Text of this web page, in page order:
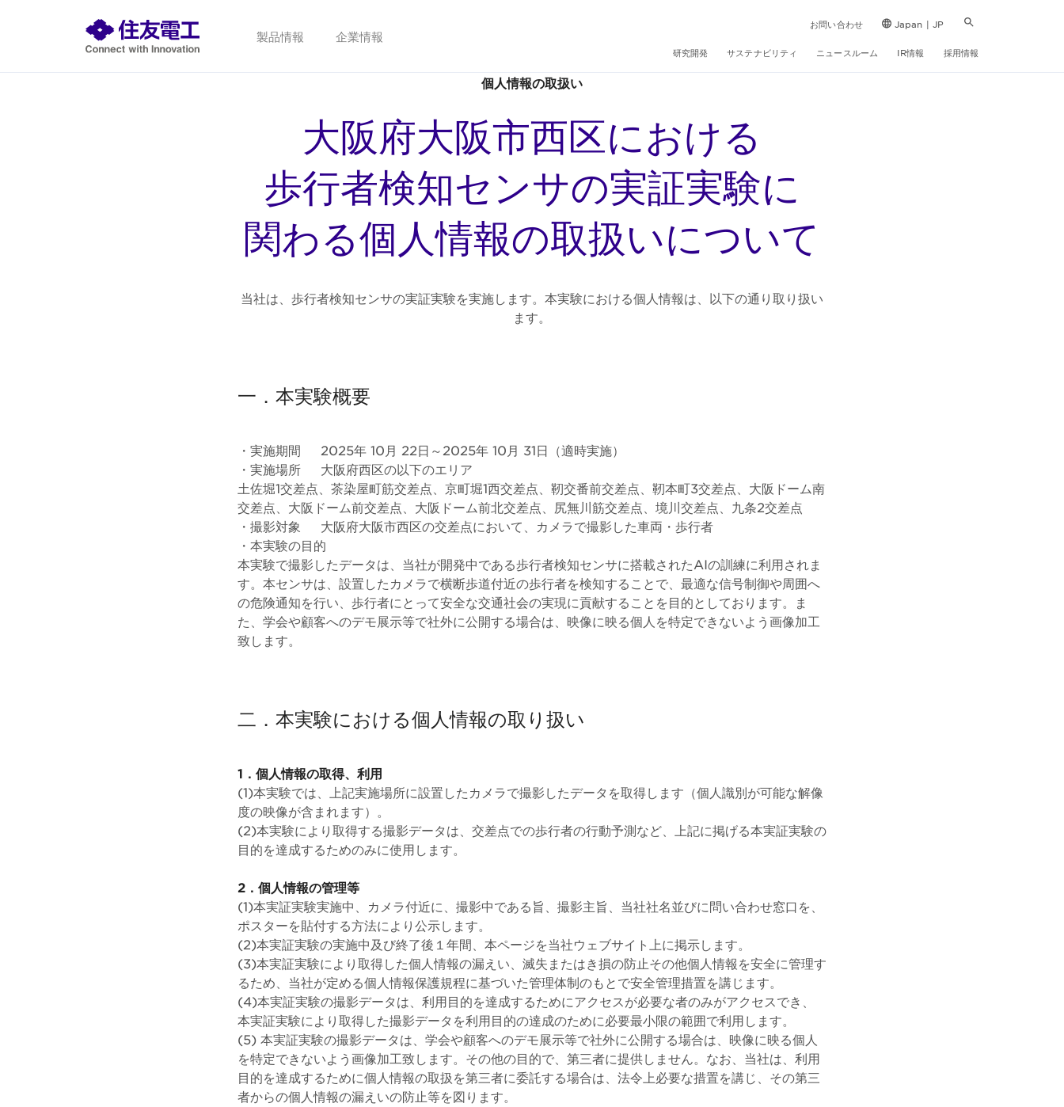
製品情報 企業情報
お問い合わせ Japan | JP
研究開発 サステナビリティ ニュースルーム IR情報 採用情報
個人情報の取扱い
大阪府大阪市西区における
歩行者検知センサの実証実験に
関わる個人情報の取扱いについて
当社は、歩行者検知センサの実証実験を実施します。本実験における個人情報は、以下の通り取り扱い
ます。
一．本実験概要
・実施期間 2025年 10月 22日～2025年 10月 31日（適時実施）
・実施場所 大阪府西区の以下のエリア
土佐堀1交差点、茶染屋町筋交差点、京町堀1西交差点、靭交番前交差点、靭本町3交差点、大阪ドーム南
交差点、大阪ドーム前交差点、大阪ドーム前北交差点、尻無川筋交差点、境川交差点、九条2交差点
・撮影対象 大阪府大阪市西区の交差点において、カメラで撮影した車両・歩行者
・本実験の目的
本実験で撮影したデータは、当社が開発中である歩行者検知センサに搭載されたAIの訓練に利用されま
す。本センサは、設置したカメラで横断歩道付近の歩行者を検知することで、最適な信号制御や周囲へ
の危険通知を行い、歩行者にとって安全な交通社会の実現に貢献することを目的としております。ま
た、学会や顧客へのデモ展示等で社外に公開する場合は、映像に映る個人を特定できないよう画像加工
致します。
二．本実験における個人情報の取り扱い
1．個人情報の取得、利用
(1)本実験では、上記実施場所に設置したカメラで撮影したデータを取得します（個人識別が可能な解像
度の映像が含まれます）。
(2)本実験により取得する撮影データは、交差点での歩行者の行動予測など、上記に掲げる本実証実験の
目的を達成するためのみに使用します。
2．個人情報の管理等
(1)本実証実験実施中、カメラ付近に、撮影中である旨、撮影主旨、当社社名並びに問い合わせ窓口を、
ポスターを貼付する方法により公示します。
(2)本実証実験の実施中及び終了後１年間、本ページを当社ウェブサイト上に掲示します。
(3)本実証実験により取得した個人情報の漏えい、滅失またはき損の防止その他個人情報を安全に管理す
るため、当社が定める個人情報保護規程に基づいた管理体制のもとで安全管理措置を講じます。
(4)本実証実験の撮影データは、利用目的を達成するためにアクセスが必要な者のみがアクセスでき、
本実証実験により取得した撮影データを利用目的の達成のために必要最小限の範囲で利用します。
(5) 本実証実験の撮影データは、学会や顧客へのデモ展示等で社外に公開する場合は、映像に映る個人
を特定できないよう画像加工致します。その他の目的で、第三者に提供しません。なお、当社は、利用
目的を達成するために個人情報の取扱を第三者に委託する場合は、法令上必要な措置を講じ、その第三
者からの個人情報の漏えいの防止等を図ります。